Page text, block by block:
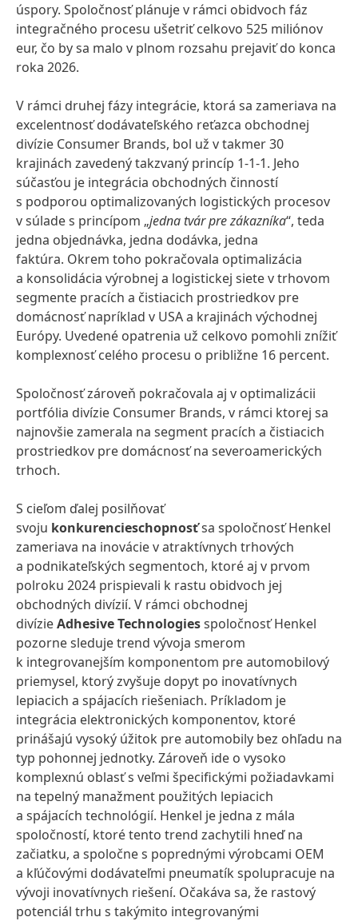
úspory. Spoločnosť plánuje v rámci obidvoch fáz
integračného procesu ušetriť celkovo 525 miliónov
eur, čo by sa malo v plnom rozsahu prejaviť do konca
roka 2026.
V rámci druhej fázy integrácie, ktorá sa zameriava na
excelentnosť dodávateľského reťazca obchodnej
divízie Consumer Brands, bol už v takmer 30
krajinách zavedený takzvaný princíp 1-1-1. Jeho
súčasťou je integrácia obchodných činností
s podporou optimalizovaných logistických procesov
v súlade s princípom „jedna tvár pre zákazníka“, teda
jedna objednávka, jedna dodávka, jedna
faktúra. Okrem toho pokračovala optimalizácia
a konsolidácia výrobnej a logistickej siete v trhovom
segmente pracích a čistiacich prostriedkov pre
domácnosť napríklad v USA a krajinách východnej
Európy. Uvedené opatrenia už celkovo pomohli znížiť
komplexnosť celého procesu o približne 16 percent.
Spoločnosť zároveň pokračovala aj v optimalizácii
portfólia divízie Consumer Brands, v rámci ktorej sa
najnovšie zamerala na segment pracích a čistiacich
prostriedkov pre domácnosť na severoamerických
trhoch.
S cieľom ďalej posilňovať
svoju konkurencieschopnosťsa spoločnosť Henkel
zameriava na inovácie v atraktívnych trhových
a podnikateľských segmentoch, ktoré aj v prvom
polroku 2024 prispievali k rastu obidvoch jej
obchodných divízií. V rámci obchodnej
divízieAdhesive Technologiesspoločnosť Henkel
pozorne sleduje trend vývoja smerom
k integrovanejším komponentom pre automobilový
priemysel, ktorý zvyšuje dopyt po inovatívnych
lepiacich a spájacích riešeniach. Príkladom je
integrácia elektronických komponentov, ktoré
prinášajú vysoký úžitok pre automobily bez ohľadu na
typ pohonnej jednotky. Zároveň ide o vysoko
komplexnú oblasť s veľmi špecifickými požiadavkami
na tepelný manažment použitých lepiacich
a spájacích technológií. Henkel je jedna z mála
spoločností, ktoré tento trend zachytili hneď na
začiatku, a spoločne s poprednými výrobcami OEM
a kľúčovými dodávateľmi pneumatík spolupracuje na
vývoji inovatívnych riešení. Očakáva sa, že rastový
potenciál trhu s takýmito integrovanými